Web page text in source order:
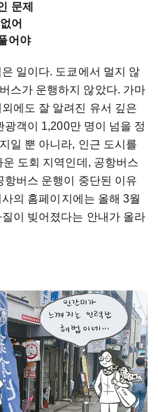
문제
어
어야
일이다. 도쿄에서 멀지 않
스가 운행하지 않았다. 가마
에도 잘 알려진 유서 깊은
객이 1,200만 명이 넘을 정
일 뿐 아니라, 인근 도시를
도회 지역인데, 공항버스
버스 운행이 중단된 이유
사의 홈페이지에는 올해 3월
이 빚어졌다는 안내가 올라